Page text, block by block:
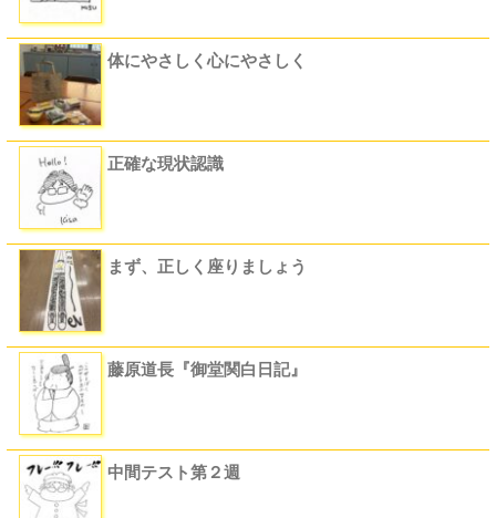
体にやさしく心にやさしく
正確な現状認識
まず、正しく座りましょう
藤原道長『御堂関白日記』
中間テスト第２週